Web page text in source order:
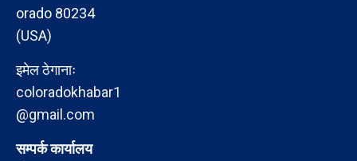
orado 80234
(USA)
इमेल ठेगानाः
coloradokhabar1
@gmail.com
सम्पर्क कार्यालय